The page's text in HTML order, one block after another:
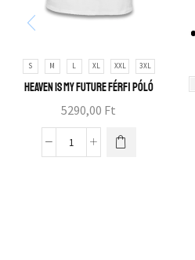
S M L XL XXL 3XL
Heaven is my future férfi póló
5290,00 Ft